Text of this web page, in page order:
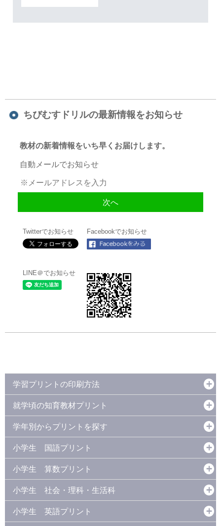
ちびむすドリルの最新情報をお知らせ
教材の新着情報をいち早くお届けします。
自動メールでお知らせ
Twitterでお知らせ Facebookでお知らせ
LINE＠でお知らせ
学習プリントの印刷方法
就学頃の知育教材プリント
学年別からプリントを探す
小学生 国語プリント
小学生 算数プリント
小学生 社会・理科・生活科
小学生 英語プリント